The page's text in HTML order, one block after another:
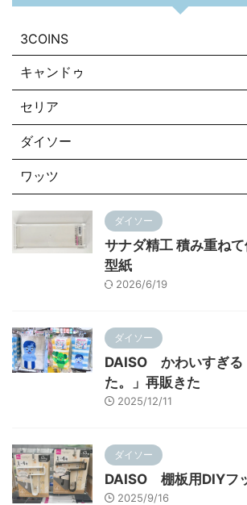
3COINS
キャンドゥ
セリア
ダイソー
ワッツ
ダイソー
サナダ精工 積み重ね
型紙
2026/6/19
ダイソー
DAISO かわいすぎる
た。」再販きた
2025/12/11
ダイソー
DAISO 棚板用DIY
2025/9/16